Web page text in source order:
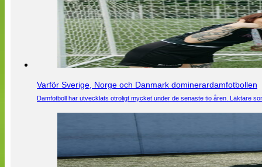
Varför Sverige, Norge och Danmark dominerardamfotbollen
Damfotboll har utvecklats otroligt mycket under de senaste tio åren. Läktare